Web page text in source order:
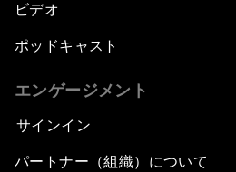
ビデオ
ポッドキャスト
エンゲージメント
サインイン
パートナー（組織）について